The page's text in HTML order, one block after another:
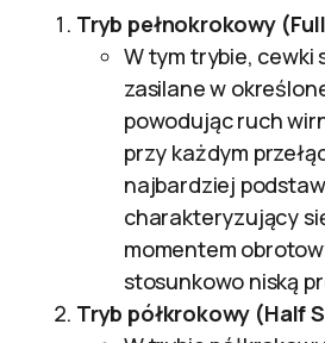
Tryb pełnokrokowy
W tym trybie, cewki
zasilane w
powodując ruch
przy każdym
najbardziej
charakteryzujący
momentem
stosunkowo niską
Tryb półkrokowy (Half